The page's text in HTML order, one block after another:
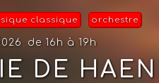
classique orchestre
de 16h à 19h
DE